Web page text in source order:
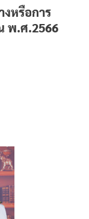
หรือการ
พ.ศ.2566